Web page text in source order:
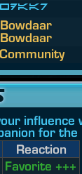
Bowdaar
Bowdaar
for the
Reaction
Favorite +++